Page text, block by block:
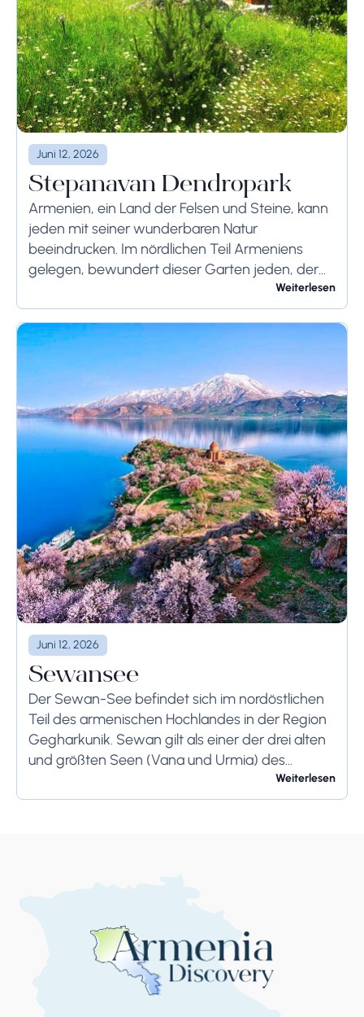
Juni 12, 2026
Stepanavan Dendropark
Armenien, ein Land der Felsen und Steine, kann
jeden mit seiner wunderbaren Natur
beeindrucken. Im nördlichen Teil Armeniens
gelegen, bewundert dieser Garten jeden, der
ihn besucht. Er liegt 12 km von Stepanavan
(Region Lori) und 155...
Weiterlesen
Juni 12, 2026
Sewansee
Der Sewan-See befindet sich im nordöstlichen
Teil des armenischen Hochlandes in der Region
Gegharkunik. Sewan gilt als einer der drei alten
und größten Seen (Vana und Urmia) des
armenischen Königreichs. Er wurde die "blauen
Augen" Armeniens...
Weiterlesen